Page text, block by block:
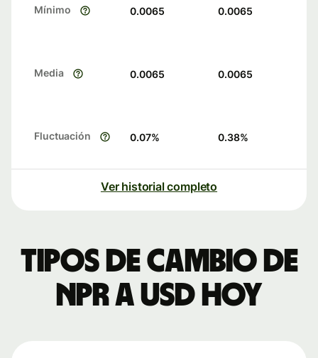
Mínimo 0.0065 0.0065
Media 0.0065 0.0065
Fluctuación 0.07% 0.38%
Ver historial completo
Tipos de cambio de
NPR a USD hoy